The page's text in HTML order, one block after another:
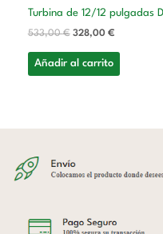
Turbina de 12/12 pulgadas
533,00€ 328,00 €
Añadir al carrito